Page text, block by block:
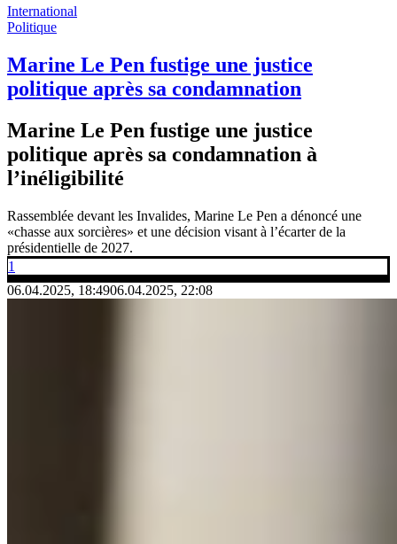
International
Politique
Marine Le Pen fustige une justice
politique après sa condamnation
Marine Le Pen fustige une justice
politique après sa condamnation à
l’inéligibilité
Rassemblée devant les Invalides, Marine Le Pen a dénoncé une
«chasse aux sorcières» et une décision visant à l’écarter de la
présidentielle de 2027.
1
06.04.2025, 18:4906.04.2025, 22:08